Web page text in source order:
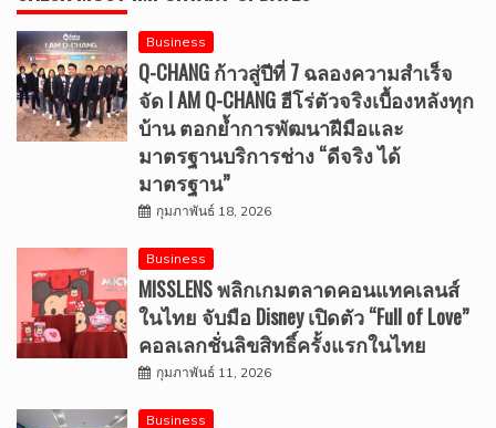
Business
Q-CHANG ก้าวสู่ปีที่ 7 ฉลองความสำเร็จ
จัด I AM Q-CHANG ฮีโร่ตัวจริงเบื้องหลังทุก
บ้าน ตอกย้ำการพัฒนาฝีมือและ
มาตรฐานบริการช่าง “ดีจริง ได้
มาตรฐาน”
กุมภาพันธ์ 18, 2026
Business
MISSLENS พลิกเกมตลาดคอนแทคเลนส์
ในไทย จับมือ Disney เปิดตัว “Full of Love”
คอลเลกชั่นลิขสิทธิ์ครั้งแรกในไทย
กุมภาพันธ์ 11, 2026
Business